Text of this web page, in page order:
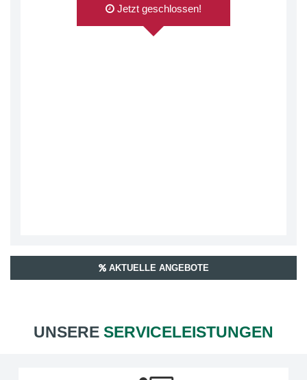
Jetzt geschlossen!
AKTUELLE ANGEBOTE
UNSERE SERVICELEISTUNGEN